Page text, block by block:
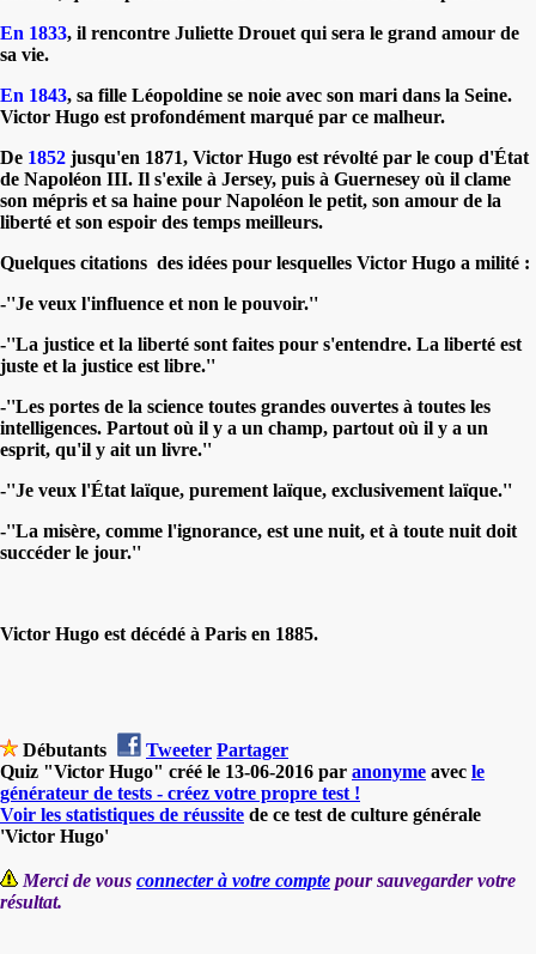
En 1833, il rencontre Juliette Drouet qui sera le grand amour de
sa vie.
En 1843, sa fille Léopoldine se noie avec son mari dans la Seine.
Victor Hugo est profondément marqué par ce malheur.
De 1852 jusqu'en 1871, Victor Hugo est révolté par le coup d'État
de Napoléon III. Il s'exile à Jersey, puis à Guernesey où il clame
son mépris et sa haine pour Napoléon le petit, son amour de la
liberté et son espoir des temps meilleurs.
Quelques citations des idées pour lesquelles Victor Hugo a milité :
-''Je veux l'influence et non le pouvoir.''
-''La justice et la liberté sont faites pour s'entendre. La liberté est
juste et la justice est libre.''
-''Les portes de la science toutes grandes ouvertes à toutes les
intelligences. Partout où il y a un champ, partout où il y a un
esprit, qu'il y ait un livre.''
-''Je veux l'État laïque, purement laïque, exclusivement laïque.''
-''La misère, comme l'ignorance, est une nuit, et à toute nuit doit
succéder le jour.''
Victor Hugo est décédé à Paris en 1885.
Débutants Tweeter Partager
Quiz "Victor Hugo" créé le 13-06-2016 par anonyme avec le
générateur de tests - créez votre propre test !
Voir les statistiques de réussite de ce test de culture générale
'Victor Hugo'
Merci de vous connecter à votre compte pour sauvegarder votre
résultat.